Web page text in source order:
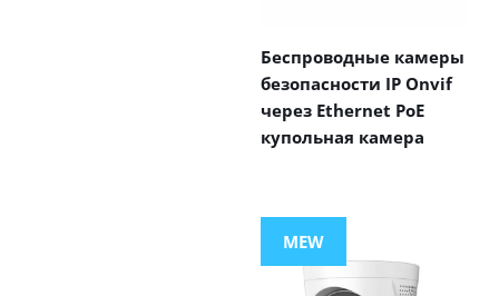
Беспроводные камеры
безопасности IP Onvif
через Ethernet PoE
купольная камера
MEW